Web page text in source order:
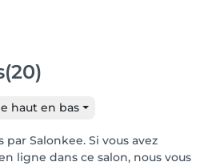
(20)
haut en bas
par Salonkee. Si vous avez
ligne dans ce salon, nous vous